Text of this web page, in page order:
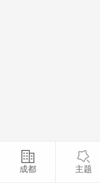
成都 主题